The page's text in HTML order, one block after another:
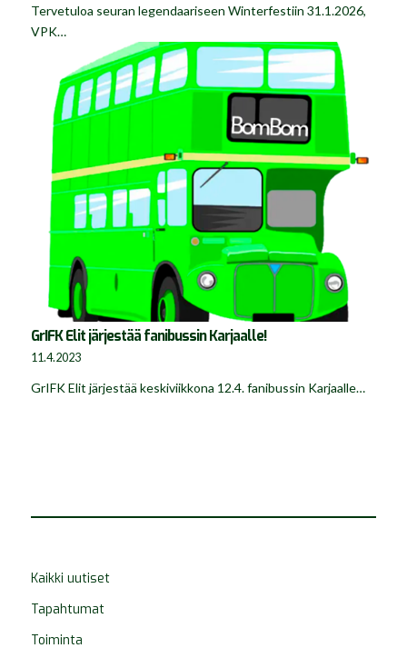
Tervetuloa seuran legendaariseen Winterfestiin 31.1.2026,
VPK…
GrIFK Elit järjestää fanibussin Karjaalle!
11.4.2023
GrIFK Elit järjestää keskiviikkona 12.4. fanibussin Karjaalle…
Kaikki uutiset
Tapahtumat
Toiminta